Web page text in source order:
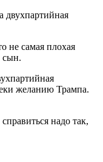
двухпартийная
не самая плохая
сын.
желанию Трампа.
надо так,